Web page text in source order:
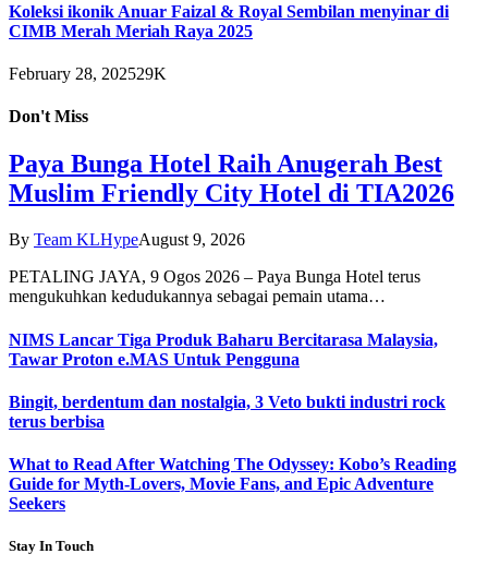
Koleksi ikonik Anuar Faizal & Royal Sembilan menyinar di
CIMB Merah Meriah Raya 2025
February 28, 202529K
Don't Miss
Paya Bunga Hotel Raih Anugerah Best
Muslim Friendly City Hotel di TIA2026
By Team KLHypeAugust 9, 2026
PETALING JAYA, 9 Ogos 2026 – Paya Bunga Hotel terus
mengukuhkan kedudukannya sebagai pemain utama…
NIMS Lancar Tiga Produk Baharu Bercitarasa Malaysia,
Tawar Proton e.MAS Untuk Pengguna
Bingit, berdentum dan nostalgia, 3 Veto bukti industri rock
terus berbisa
What to Read After Watching The Odyssey: Kobo’s Reading
Guide for Myth-Lovers, Movie Fans, and Epic Adventure
Seekers
Stay In Touch